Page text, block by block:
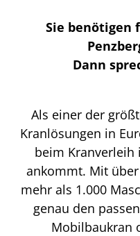
Sie benötigen
Dann
Als einer der
Kranlösungen in
beim Kranverleih
ankommt. Mit
mehr als 1.000
genau den
Mobilbaukran